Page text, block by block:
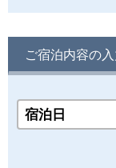
◆2022年4月より
律が施行されま
お部屋のアメニ
ご不明な点は、
※お部屋のご指定
（状況によりご
ご宿泊内容の
宿泊日